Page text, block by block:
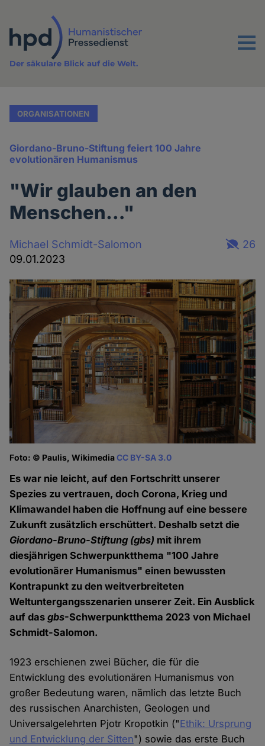
Inhalt
Menu
Der säkulare Blick auf die Welt.
ORGANISATIONEN
Giordano-Bruno-Stiftung feiert 100 Jahre
evolutionären Humanismus
"Wir glauben an den
Menschen…"
Michael Schmidt-Salomon
09.01.2023
26
Foto: © Paulis, WikimediaCC BY-SA 3.0
Es war nie leicht, auf den Fortschritt unserer
Spezies zu vertrauen, doch Corona, Krieg und
Klimawandel haben die Hoffnung auf eine bessere
Zukunft zusätzlich erschüttert. Deshalb setzt die
Giordano-Bruno-Stiftung (gbs) mit ihrem
diesjährigen Schwerpunktthema "100 Jahre
evolutionärer Humanismus" einen bewussten
Kontrapunkt zu den weitverbreiteten
Weltuntergangsszenarien unserer Zeit. Ein Ausblick
auf dasgbs-Schwerpunktthema 2023 von Michael
Schmidt-Salomon.
1923 erschienen zwei Bücher, die für die
Entwicklung des evolutionären Humanismus von
großer Bedeutung waren, nämlich das letzte Buch
des russischen Anarchisten, Geologen und
Universalgelehrten Pjotr Kropotkin ("Ethik: Ursprung
und Entwicklung der Sitten") sowie das erste Buch